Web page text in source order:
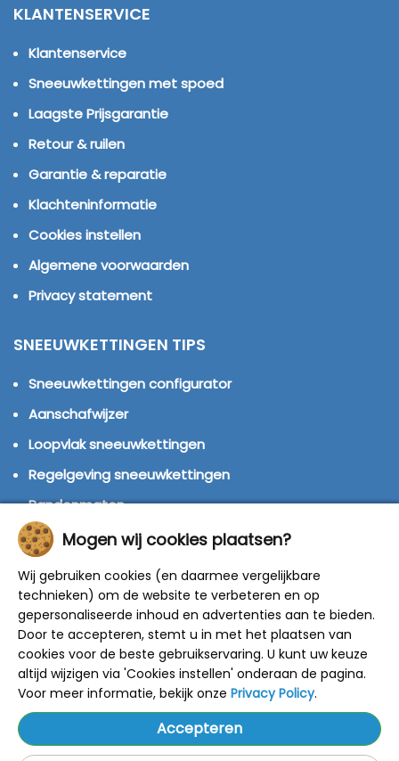
KLANTENSERVICE
Klantenservice
Sneeuwkettingen met spoed
Laagste Prijsgarantie
Retour & ruilen
Garantie & reparatie
Klachteninformatie
Cookies instellen
Algemene voorwaarden
Privacy statement
SNEEUWKETTINGEN TIPS
Sneeuwkettingen configurator
Aanschafwijzer
Loopvlak sneeuwkettingen
Regelgeving sneeuwkettingen
Bandenmaten
Montage handleidingen
Winterbanden
© 2014 - 2025 Sneeuwkettingen4u - Alle rechten
voorbehouden
De getoonde adviesprijzen zijn door de fabrikant
bepaald.
Alle prijzen zijn inclusief BTW en verzendkosten.
Mogen wij cookies plaatsen?
Wij gebruiken cookies (en daarmee vergelijkbare
technieken) om de website te verbeteren en op
gepersonaliseerde inhoud en advertenties aan te bieden.
Door te accepteren, stemt u in met het plaatsen van
cookies voor de beste gebruikservaring. U kunt uw keuze
altijd wijzigen via 'Cookies instellen' onderaan de pagina.
Voor meer informatie, bekijk onze Privacy Policy.
Accepteren